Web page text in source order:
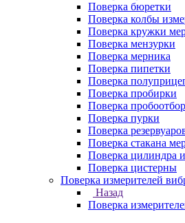
Поверка бюретки
Поверка колбы
Поверка кружки
Поверка мензурки
Поверка мерника
Поверка пипетки
Поверка
Поверка пробирки
Поверка
Поверка пурки
Поверка
Поверка стакана
Поверка цилиндра
Поверка цистерны
Поверка измерителей
Назад
Поверка